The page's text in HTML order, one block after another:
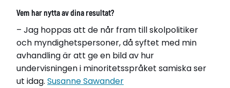
Vem har nytta av dina resultat?
– Jag hoppas att de når fram till skolpolitiker
och myndighetspersoner, då syftet med min
avhandling är att ge en bild av hur
undervisningen i minoritetsspråket samiska ser
ut idag. Susanne Sawander